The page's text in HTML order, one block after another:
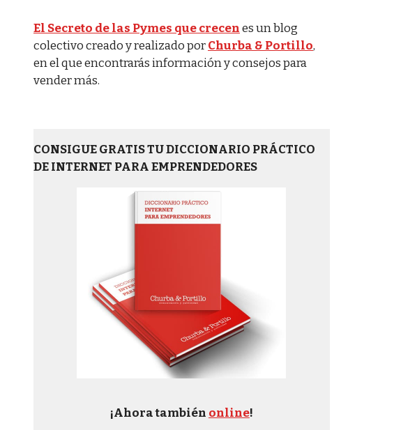
El Secreto de las Pymes que crecenes un blog
colectivo creado y realizado porChurba & Portillo,
en el que encontrarás información y consejos para
vender más.
CONSIGUE GRATIS TU DICCIONARIO PRÁCTICO
DE INTERNET PARA EMPRENDEDORES
¡Ahora también online!